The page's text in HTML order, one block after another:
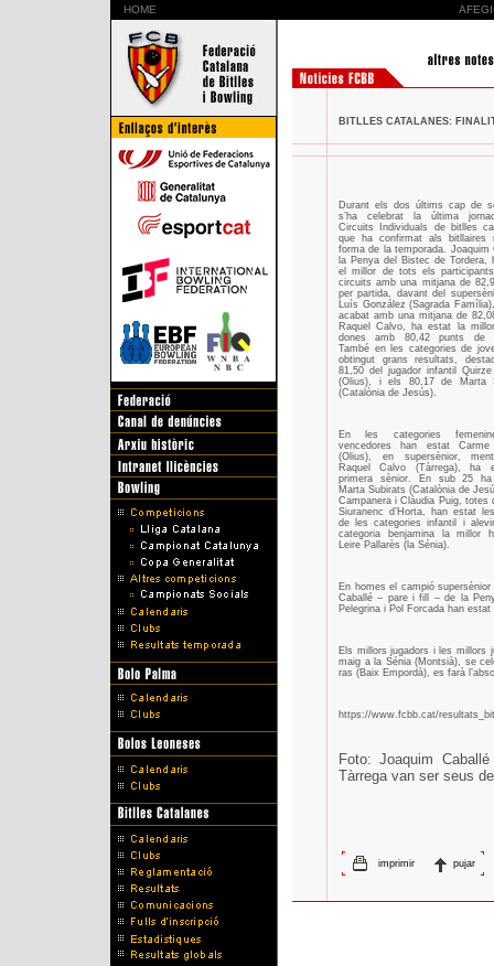
HOME
BITLLES CATALANES:
Durant els dos últims cap de
s’ha celebrat la última
Circuits Individuals de bitlles
que ha confirmat als bitllaires
forma de la temporada. Joaquim
la Penya del Bistec de Tordera,
el millor de tots els
circuits amb una mitjana de
per partida, davant del
Luís González (Sagrada
acabat amb una mitjana de
Raquel Calvo, ha estat la
dones amb 80,42 punts de
També en les categories de
obtingut grans resultats,
81,50 del jugador infantil Quirze
(Olius), i els 80,17 de Marta
(Catalònia de Jesús).
En les categories
vencedores han estat Carme
(Olius), en supersènior,
Raquel Calvo (Tàrrega), ha
primera sènior. En sub 25 ha
Marta Subirats (Catalònia de
Campanera i Clàudia Puig, totes
Siuranenc d’Horta, han estat
de les categories infantil i
categoria benjamina la millor
Leire Pallarès (la Sénia).
En homes el campió
Caballé – pare i fill – de la
Pelegrina i Pol Forcada han
Els millors jugadors i les millors
maig a la Sénia (Montsià), se
ras (Baix Empordà), es farà
https://www.fcbb.cat/
Foto: Joaquim
Tàrrega van ser seus
imprimir pujar